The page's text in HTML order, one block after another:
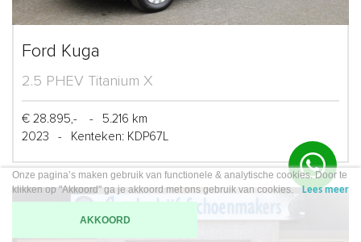
Ford Kuga
2.5 PHEV Titanium X
€ 28.895,- -
5.216 km
2023
- Kenteken: KDP67L
Onze pagina’s maken gebruik van functionele & analytische cookies. Door te
klikken op "Akkoord" ga je akkoord met ons gebruik van cookies.
Lees meer
AKKOORD